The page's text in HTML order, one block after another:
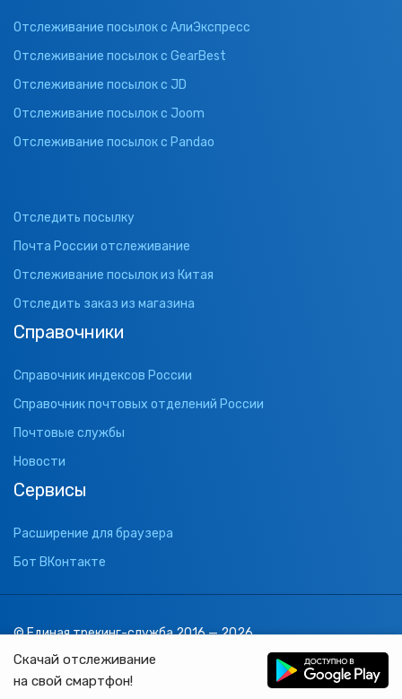
Скачай отслеживание
на свой смартфон!
Отслеживание посылок с АлиЭкспресс
Отслеживание посылок с GearBest
Отслеживание посылок с JD
Отслеживание посылок с Joom
Отслеживание посылок с Pandao
Отследить посылку
Почта России отслеживание
Отслеживание посылок из Китая
Отследить заказ из магазина
Справочники
Справочник индексов России
Справочник почтовых отделений России
Почтовые службы
Новости
Сервисы
Расширение для браузера
Бот ВКонтакте
© Единая трекинг-служба 2016 — 2026
support@1track.ru
1track.ru